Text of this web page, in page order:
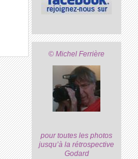
© Michel Ferrière
pour toutes les photos
jusqu’à la rétrospective
Godard